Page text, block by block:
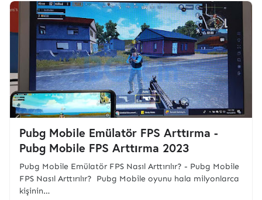
Pubg Mobile Emülatör FPS Arttırma -
Pubg Mobile FPS Arttırma 2023
Pubg Mobile Emülatör FPS Nasıl Arttırılır? - Pubg Mobile
FPS Nasıl Arttırılır? Pubg Mobile oyunu hala milyonlarca
kişinin…